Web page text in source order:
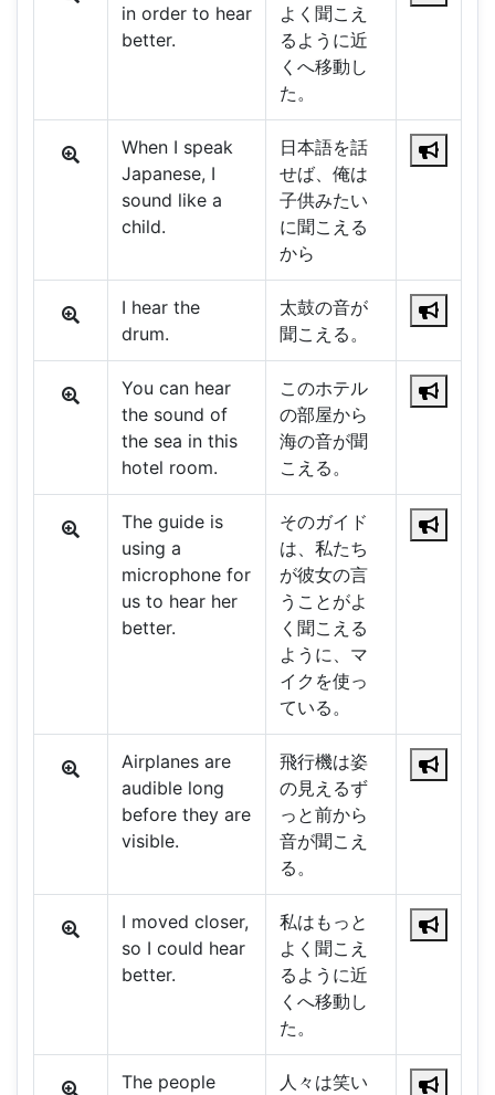
in order to hear
better.
よく聞こえ
るように近
くへ移動し
た。
When I speak
Japanese, I
sound like a
child.
日本語を話
せば、俺は
子供みたい
に聞こえる
から
I hear the
drum.
太鼓の音が
聞こえる。
You can hear
the sound of
the sea in this
hotel room.
このホテル
の部屋から
海の音が聞
こえる。
The guide is
using a
microphone for
us to hear her
better.
そのガイド
は、私たち
が彼女の言
うことがよ
く聞こえる
ように、マ
イクを使っ
ている。
Airplanes are
audible long
before they are
visible.
飛行機は姿
の見えるず
っと前から
音が聞こえ
る。
I moved closer,
so I could hear
better.
私はもっと
よく聞こえ
るように近
くへ移動し
た。
The people
人々は笑い